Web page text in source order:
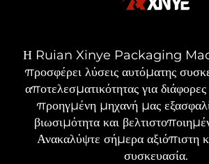
Η Ruian Xinye Packaging
προσφέρει λύσεις αυτόματης
αποτελεσματικότητας για
προηγμένη μηχανή μας
βιωσιμότητα και
Ανακαλύψτε σήμερα αξιόπιστη
συσκευασία.